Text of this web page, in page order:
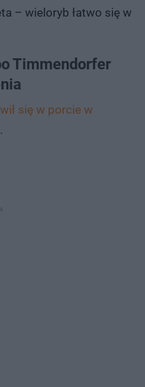
– wieloryb łatwo się w
Timmendorfer
się w porcie w